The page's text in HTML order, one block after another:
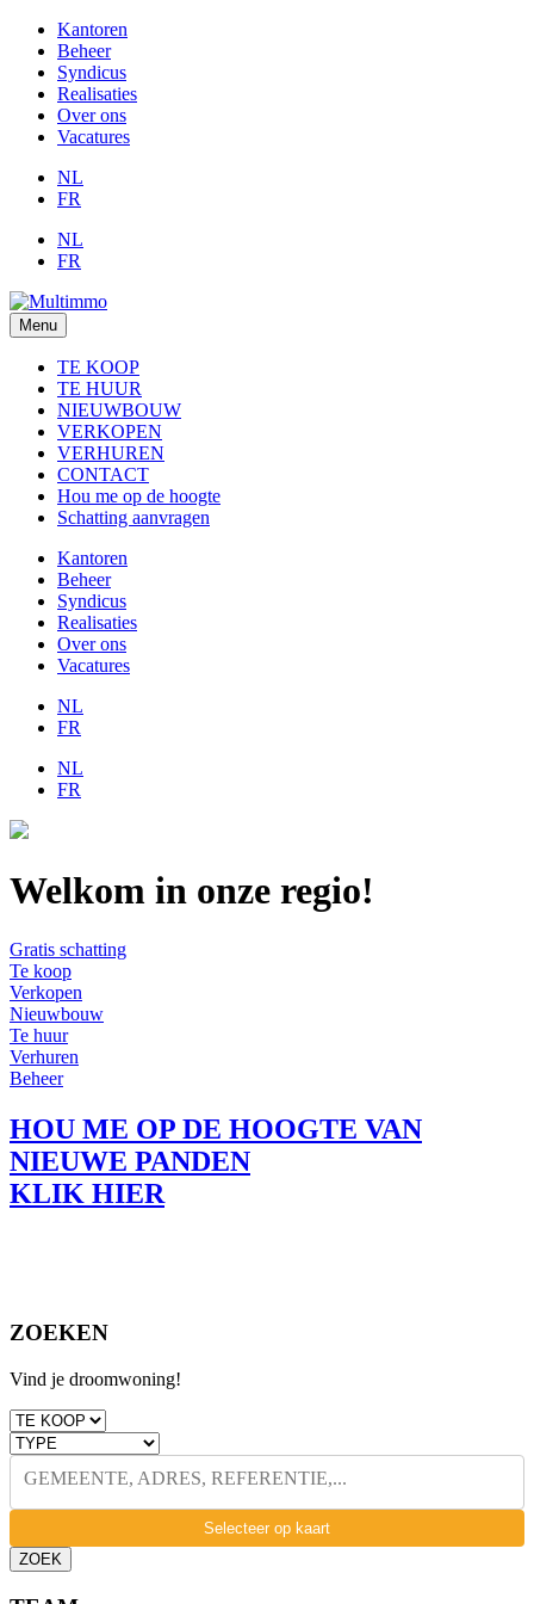
Kantoren
Beheer
Syndicus
Realisaties
Over ons
Vacatures
NL
FR
NL
FR
Menu
TE KOOP
TE HUUR
NIEUWBOUW
VERKOPEN
VERHUREN
CONTACT
Hou me op de hoogte
Schatting aanvragen
Kantoren
Beheer
Syndicus
Realisaties
Over ons
Vacatures
NL
FR
NL
FR
Welkom in onze regio!
Gratis schatting
Te koop
Verkopen
Nieuwbouw
Te huur
Verhuren
Beheer
HOU ME OP DE HOOGTE VAN
NIEUWE PANDEN
KLIK HIER
ZOEKEN
Vind je droomwoning!
GEMEENTE, ADRES, REFERENTIE,...
Selecteer op kaart
ZOEK